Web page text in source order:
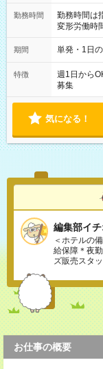
勤務時間
勤務時間は
変形労働時間制 想
～21：00
期間 単発・1日
特徴
週1日から
募集
気になる！
編集部イ
＜ホテルの
給保障＊夜
ズ販売スタ
お仕事の概要